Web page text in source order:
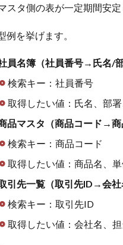
のコ
3
スプ
ト
VLOOKUP
の#N/Aと
ズレを直
原因
別チ
クリ
スト
3.2
スタ側の表が一定期間安
例を挙げます。
員名簿（社員番号→氏名/
検索キー：社員番号
取得したい値：氏名、部
品マスタ（商品コード→商
検索キー：商品コード
取得したい値：商品名、
引先一覧（取引先ID→会社
検索キー：取引先ID
取得したい値：会社名、